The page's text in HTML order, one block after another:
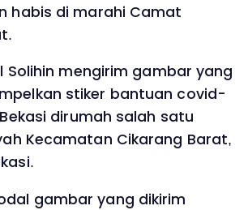
habis di marahi Camat
Solihin mengirim gambar yang
stiker bantuan covid-
dirumah salah satu
Kecamatan Cikarang Barat,
gambar yang dikirim